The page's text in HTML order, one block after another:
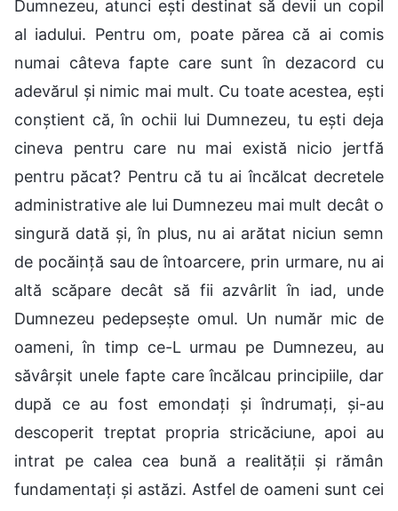
Dumnezeu, atunci ești destinat să devii un copil
al iadului. Pentru om, poate părea că ai comis
numai câteva fapte care sunt în dezacord cu
adevărul și nimic mai mult. Cu toate acestea, ești
conștient că, în ochii lui Dumnezeu, tu ești deja
cineva pentru care nu mai există nicio jertfă
pentru păcat? Pentru că tu ai încălcat decretele
administrative ale lui Dumnezeu mai mult decât o
singură dată și, în plus, nu ai arătat niciun semn
de pocăință sau de întoarcere, prin urmare, nu ai
altă scăpare decât să fii azvârlit în iad, unde
Dumnezeu pedepsește omul. Un număr mic de
oameni, în timp ce-L urmau pe Dumnezeu, au
săvârșit unele fapte care încălcau principiile, dar
după ce au fost emondați și îndrumați, și-au
descoperit treptat propria stricăciune, apoi au
intrat pe calea cea bună a realității și rămân
fundamentați și astăzi. Astfel de oameni sunt cei